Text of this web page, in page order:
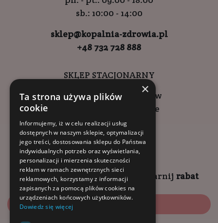
sb.: 10:00 - 14:00
sklep@kopalnia-zdrowia.pl
+48 732 728 888
SKLEP STACJONARNY
ul. Wadowicka 6, Kraków
Kompleks Buma Square
godziny otwarcia:
9:00 - 18:00 (pon-pt)
10:00 - 14:00 (sob)
Zapisz się naNEWSLETTER zgarnij rabat
Zapisz się
×
Ta strona używa plików
cookie
Informujemy, iż w celu realizacji usług
dostępnych w naszym sklepie, optymalizacji
jego treści, dostosowania sklepu do Państwa
indywidualnych potrzeb oraz wyświetlania,
personalizacji i mierzenia skuteczności
reklam w ramach zewnętrznych sieci
reklamowych, korzystamy z informacji
zapisanych za pomocą plików cookies na
urządzeniach końcowych użytkowników.
Dowiedz się więcej